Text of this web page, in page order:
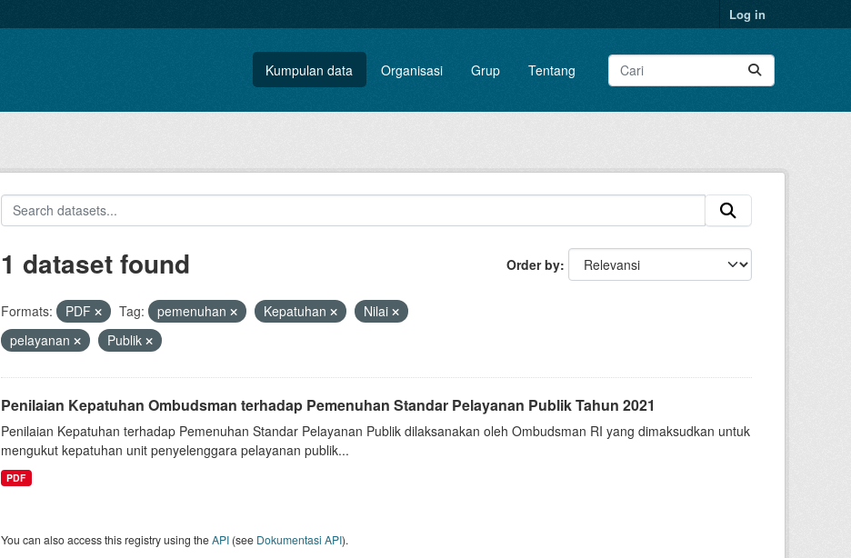
Log in
Kumpulan data Organisasi Grup Tentang
Order by
1 dataset found
Formats: PDF Tag: pemenuhan Kepatuhan
Nilai
pelayanan
Publik
Penilaian Kepatuhan Ombudsman terhadap Pemenuhan Standar Pelayanan Publik Tahun 2021
Penilaian Kepatuhan terhadap Pemenuhan Standar Pelayanan Publik dilaksanakan oleh Ombudsman RI yang dimaksudkan untuk
mengukut kepatuhan unit penyelenggara pelayanan publik...
PDF
You can also access this registry using theAPI(see Dokumentasi API).